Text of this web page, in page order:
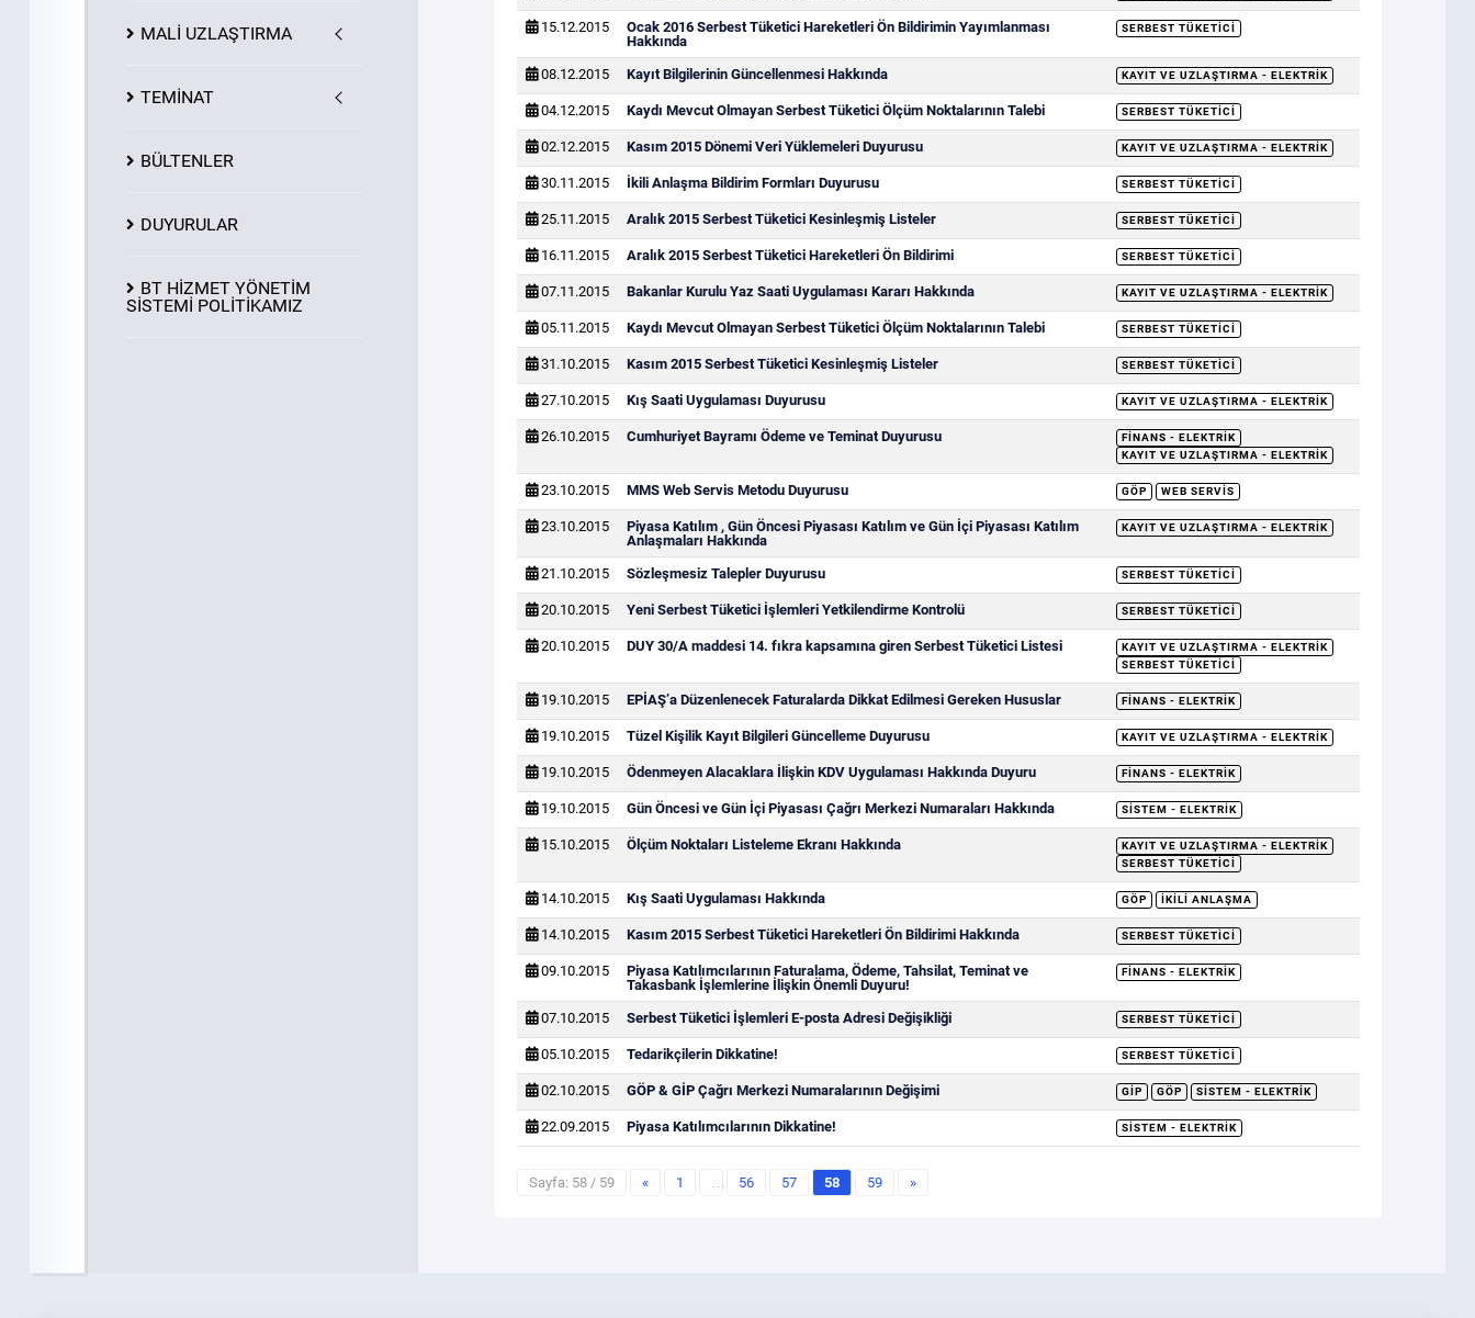
MALİ UZLAŞTIRMA
TEMİNAT
BÜLTENLER
DUYURULAR
BT HİZMET YÖNETİM
SİSTEMİ POLİTİKAMIZ
15.12.2015
Ocak 2016 Serbest Tüketici Hareketleri Ön Bildirimin Yayımlanması
Hakkında
SERBEST TÜKETICI
08.12.2015 Kayıt Bilgilerinin Güncellenmesi Hakkında KAYIT VE UZLAŞTIRMA - ELEKTRIK
04.12.2015 Kaydı Mevcut Olmayan Serbest Tüketici Ölçüm Noktalarının Talebi SERBEST TÜKETICI
02.12.2015 Kasım 2015 Dönemi Veri Yüklemeleri Duyurusu KAYIT VE UZLAŞTIRMA - ELEKTRIK
30.11.2015 İkili Anlaşma Bildirim Formları Duyurusu SERBEST TÜKETICI
25.11.2015 Aralık 2015 Serbest Tüketici Kesinleşmiş Listeler SERBEST TÜKETICI
16.11.2015 Aralık 2015 Serbest Tüketici Hareketleri Ön Bildirimi SERBEST TÜKETICI
07.11.2015 Bakanlar Kurulu Yaz Saati Uygulaması Kararı Hakkında KAYIT VE UZLAŞTIRMA - ELEKTRIK
05.11.2015 Kaydı Mevcut Olmayan Serbest Tüketici Ölçüm Noktalarının Talebi SERBEST TÜKETICI
31.10.2015 Kasım 2015 Serbest Tüketici Kesinleşmiş Listeler SERBEST TÜKETICI
27.10.2015 Kış Saati Uygulaması Duyurusu KAYIT VE UZLAŞTIRMA - ELEKTRIK
26.10.2015 Cumhuriyet Bayramı Ödeme ve Teminat Duyurusu
FINANS - ELEKTRIK
KAYIT VE UZLAŞTIRMA - ELEKTRIK
23.10.2015 MMS Web Servis Metodu Duyurusu GÖP WEB SERVIS
23.10.2015
Piyasa Katılım , Gün Öncesi Piyasası Katılım ve Gün İçi Piyasası Katılım
Anlaşmaları Hakkında
KAYIT VE UZLAŞTIRMA - ELEKTRIK
21.10.2015 Sözleşmesiz Talepler Duyurusu SERBEST TÜKETICI
20.10.2015 Yeni Serbest Tüketici İşlemleri Yetkilendirme Kontrolü SERBEST TÜKETICI
20.10.2015 DUY 30/A maddesi 14. fıkra kapsamına giren Serbest Tüketici Listesi
KAYIT VE UZLAŞTIRMA - ELEKTRIK
SERBEST TÜKETICI
19.10.2015 EPİAŞ’a Düzenlenecek Faturalarda Dikkat Edilmesi Gereken Hususlar FINANS - ELEKTRIK
19.10.2015 Tüzel Kişilik Kayıt Bilgileri Güncelleme Duyurusu KAYIT VE UZLAŞTIRMA - ELEKTRIK
19.10.2015 Ödenmeyen Alacaklara İlişkin KDV Uygulaması Hakkında Duyuru FINANS - ELEKTRIK
19.10.2015 Gün Öncesi ve Gün İçi Piyasası Çağrı Merkezi Numaraları Hakkında SISTEM - ELEKTRIK
15.10.2015 Ölçüm Noktaları Listeleme Ekranı Hakkında
KAYIT VE UZLAŞTIRMA - ELEKTRIK
SERBEST TÜKETICI
14.10.2015 Kış Saati Uygulaması Hakkında GÖP İKILI ANLAŞMA
14.10.2015 Kasım 2015 Serbest Tüketici Hareketleri Ön Bildirimi Hakkında SERBEST TÜKETICI
09.10.2015
Piyasa Katılımcılarının Faturalama, Ödeme, Tahsilat, Teminat ve
Takasbank İşlemlerine İlişkin Önemli Duyuru!
FINANS - ELEKTRIK
07.10.2015 Serbest Tüketici İşlemleri E-posta Adresi Değişikliği SERBEST TÜKETICI
05.10.2015 Tedarikçilerin Dikkatine! SERBEST TÜKETICI
02.10.2015 GÖP & GİP Çağrı Merkezi Numaralarının Değişimi GİP GÖP SISTEM - ELEKTRIK
22.09.2015 Piyasa Katılımcılarının Dikkatine! SISTEM - ELEKTRIK
Sayfa: 58 / 59 « 1 … 56 57 58 59 »